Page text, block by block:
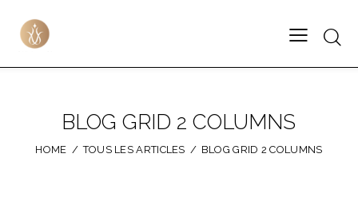
BLOG GRID 2 COLUMNS
HOME TOUS LES ARTICLES BLOG GRID 2 COLUMNS